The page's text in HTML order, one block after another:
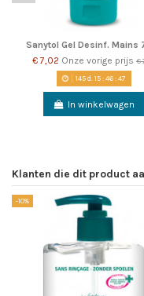
Sanytol Gel Desinf. Mains
€ 7,02 Onze vorige prijs €
145d. 15:46:47
In winkelwagen
Klanten die dit product
-10%